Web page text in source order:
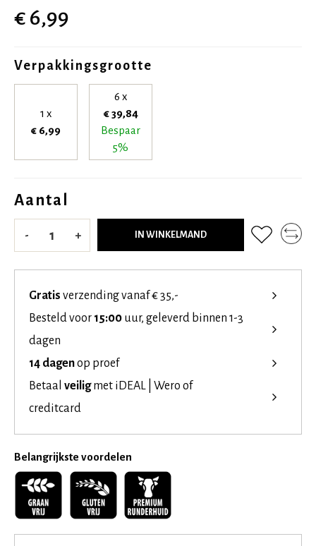
€ 6,99
Verpakkingsgrootte
1 x
€ 6,99
6 x
€ 39,84
Bespaar
5%
Aantal
- + IN WINKELMAND
Gratis verzending vanaf € 35,-
Besteld voor 15:00 uur, geleverd binnen 1-3
dagen
14 dagenop proef
Betaal veiligmet iDEAL | Wero of
creditcard
Belangrijkste voordelen